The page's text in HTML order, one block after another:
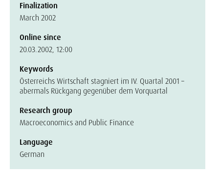
Finalization
March 2002
Online since
20.03.2002, 12:00
Keywords
Österreichs Wirtschaft stagniert im IV. Quartal 2001 –
abermals Rückgang gegenüber dem Vorquartal
Research group
Macroeconomics and Public Finance
Language
German